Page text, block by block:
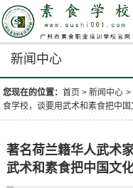
新闻中心
您现在的位置：首页 >新闻中心 >
食学校，谈要用武术和素食把中
著名荷兰籍华人武术
武术和素食把中国文